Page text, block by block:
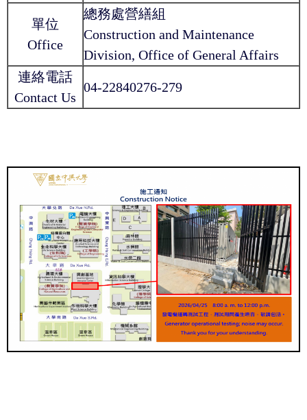
單位
Office
總務處營繕組
Construction and Maintenance
Division, Office of General Affairs
連絡電話
Contact Us
04-22840276-279